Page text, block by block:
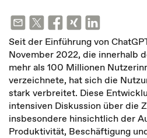
Seit der Einführung von
November 2022, die innerhalb
mehr als 100 Millionen
verzeichnete, hat sich die
stark verbreitet. Diese
intensiven Diskussion über die
insbesondere hinsichtlich der
Produktivität, Beschäftigung